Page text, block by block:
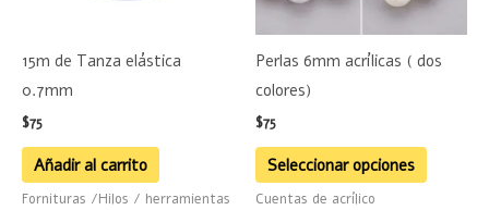
15m de Tanza elástica
0.7mm
$75
Añadir al carrito
Fornituras /Hilos / herramientas
Perlas 6mm acrílicas ( dos
colores)
$75
Seleccionar opciones
opciones
se
pueden
página
Cuentas de acrílico